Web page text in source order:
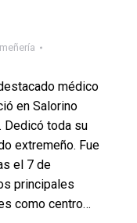
médico
en Salorino
Dedicó toda su
extremeño. Fue
el 7 de
principales
como centro…